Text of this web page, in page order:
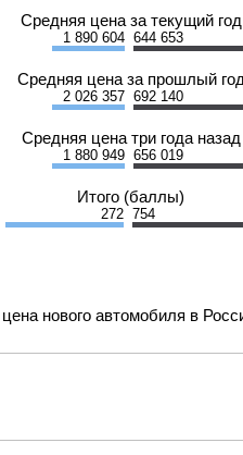
Средняя цена за текущий год
1 890 604 644 653
Средняя цена за прошлый год
2 026 357 692 140
Средняя цена три года назад
1 880 949 656 019
Итого (баллы)
272 754
нового автомобиля в